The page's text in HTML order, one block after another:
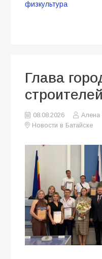
физкультура
Глава
08.08.2026
Алена
Новости в Батайске